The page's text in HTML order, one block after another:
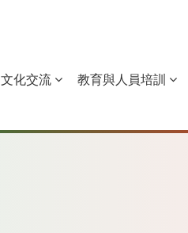
葡萄牙 聖多美和普林
文化交流 教育與人員培訓